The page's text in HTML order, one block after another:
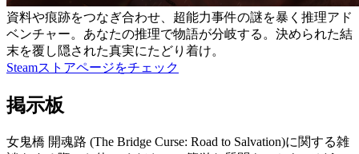
資料や痕跡をつなぎ合わせ、超能力事件の謎を暴く推理アド
ベンチャー。あなたの推理で物語が分岐する。決められた結
末を覆し隠された真実にたどり着け。
Steamストアページをチェック
掲示板
女鬼橋 開魂路 (The Bridge Curse: Road to Salvation)に関する雑